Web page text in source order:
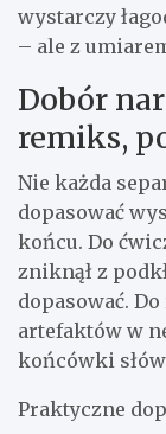
wystarczy
– ale z
Dobór
remiks,
Nie każda
dopasować
końcu. Do
zniknął z
dopasować.
artefaktów w
końcówki
Praktyczne